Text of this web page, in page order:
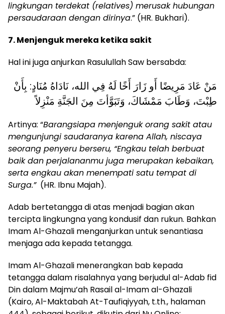
lingkungan terdekat (relatives) merusak hubungan
persaudaraan dengan dirinya.” (HR. Bukhari).
7. Menjenguk mereka ketika sakit
Hal ini juga anjurkan Rasulullah Saw bersabda:
مَنْ عَادَ مَرِيضًا أَو زَارَ أَخًا لَهُ فِي الله، نَادَاهُ مُنَادٍ: بِأَنْ
طِبْتَ، وَطَابَ مَمْشَاكَ، وَتَبَوَّأتَ مِنَ الجَنَّةِ مَنْزِلاً
Artinya: “Barangsiapa menjenguk orang sakit atau
mengunjungi saudaranya karena Allah, niscaya
seorang penyeru berseru, “Engkau telah berbuat
baik dan perjalananmu juga merupakan kebaikan,
serta engkau akan menempati satu tempat di
Surga.”(HR. Ibnu Majah).
Adab bertetangga di atas menjadi bagian akan
tercipta lingkungna yang kondusif dan rukun. Bahkan
Imam Al-Ghazali menganjurkan untuk senantiasa
menjaga ada kepada tetangga.
Imam Al-Ghazali menerangkan bab kepada
tetangga dalam risalahnya yang berjudul al-Adab fid
Din dalam Majmu’ah Rasail al-Imam al-Ghazali
(Kairo, Al-Maktabah At-Taufiqiyyah, t.th., halaman